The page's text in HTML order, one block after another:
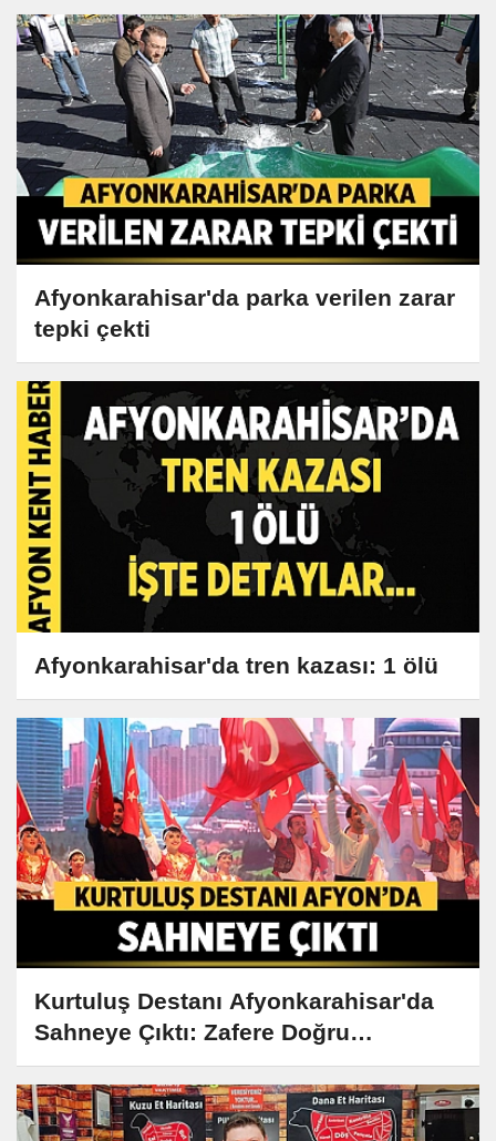
Afyonkarahisar'da parka verilen zarar
tepki çekti
Afyonkarahisar'da tren kazası: 1 ölü
Kurtuluş Destanı Afyonkarahisar'da
Sahneye Çıktı: Zafere Doğru
Cumhuriyet Doğuyor